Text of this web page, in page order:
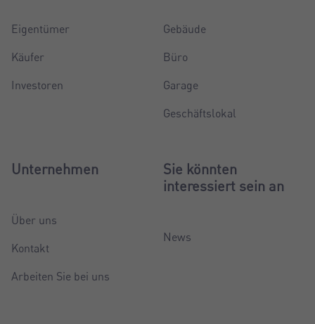
Eigentümer
Käufer
Investoren
Gebäude
Büro
Garage
Geschäftslokal
Unternehmen
Über uns
Kontakt
Arbeiten Sie bei uns
Sie könnten
interessiert sein an
News